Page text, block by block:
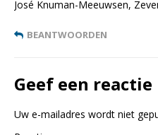
José Knuman-Meeuwsen,
BEANTWOORDEN
Geef een reactie
Uw e-mailadres wordt niet